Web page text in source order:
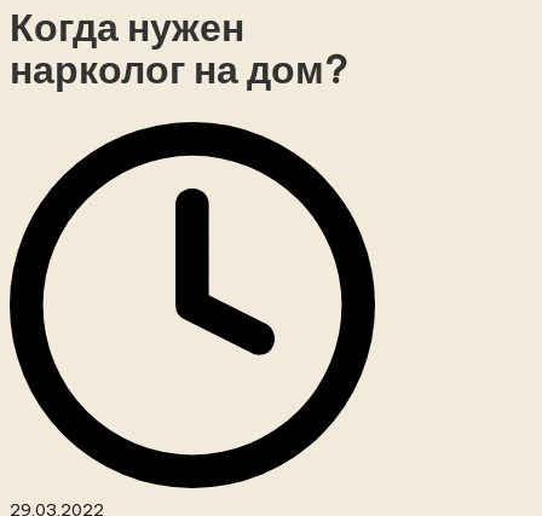
Когда нужен
нарколог на дом?
29.03.2022